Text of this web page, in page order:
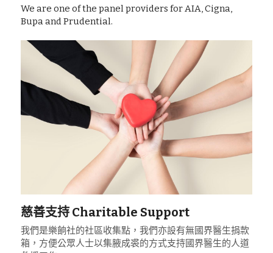
We are one of the panel providers for AIA, Cigna,
Bupa and Prudential.
慈善支持 Charitable Support
我們是樂餉社的社區收集點，我們亦設有無國界醫生捐款
箱，方便公眾人士以集腋成裘的方式支持國界醫生的人道